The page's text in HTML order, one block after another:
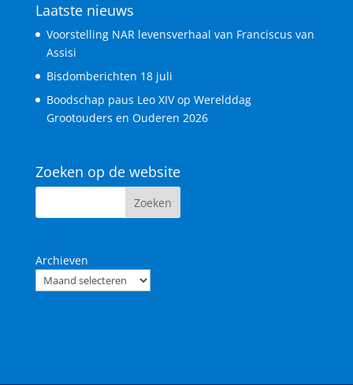
Laatste nieuws
Voorstelling NAR levensverhaal van Franciscus van
Assisi
Bisdomberichten 18 juli
Boodschap paus Leo XIV op Werelddag
Grootouders en Ouderen 2026
Zoeken op de website
Archieven